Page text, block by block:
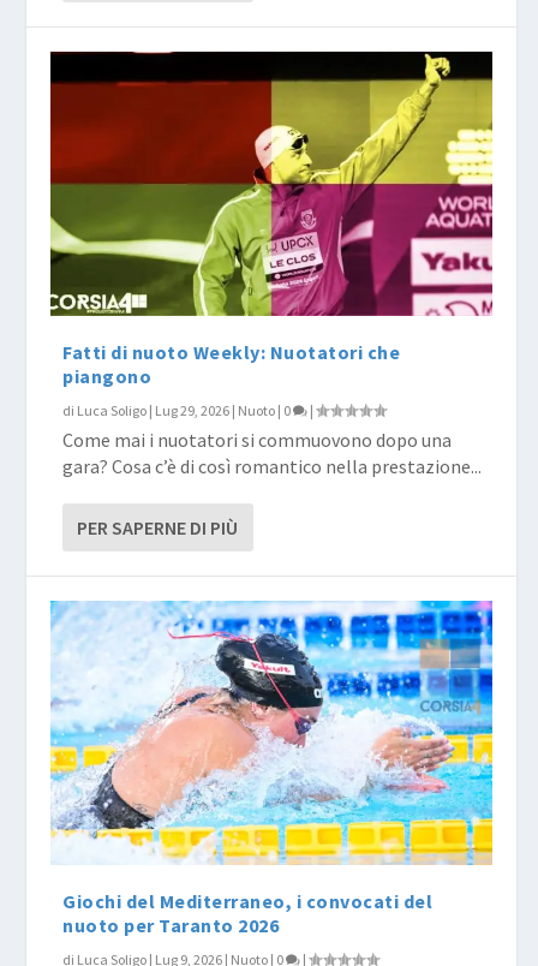
Fatti di nuoto Weekly: Nuotatori che
piangono
di Luca Soligo | Lug 29, 2026 | Nuoto | 0 |
Come mai i nuotatori si commuovono dopo una
gara? Cosa c’è di così romantico nella prestazione...
PER SAPERNE DI PIÙ
Giochi del Mediterraneo, i convocati del
nuoto per Taranto 2026
di Luca Soligo | Lug 9, 2026 | Nuoto | 0 |